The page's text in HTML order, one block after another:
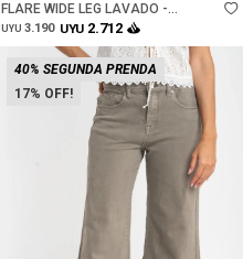
FLARE WIDE LEG LAVADO -
BURDEOS
UYU 3.190 UYU 2.712
17
40% SEGUNDA PRENDA